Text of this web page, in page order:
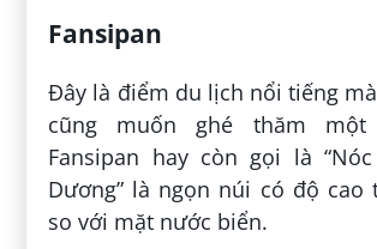
Fansipan
Đây là điểm du lịch nổi tiếng
cũng muốn ghé thăm
Fansipan hay còn gọi là
Dương” là ngọn núi có độ cao
so với mặt nước biển.